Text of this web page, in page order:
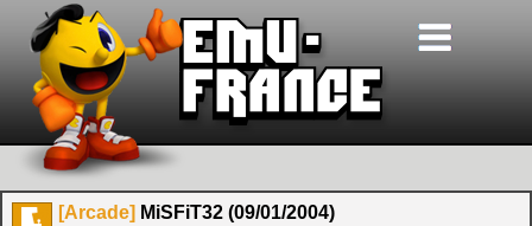
[Arcade] MiSFiT32 (09/01/2004)